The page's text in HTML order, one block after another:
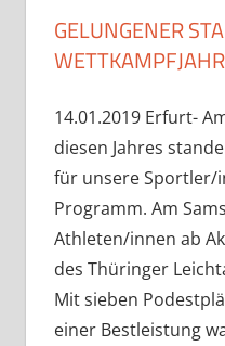
GELUNGENER
14.01.2019 Erfurt-
diesen Jahres
für unsere Sportler/
Programm. Am
Athleten/innen ab
des Thüringer
Mit sieben
einer Bestleistung